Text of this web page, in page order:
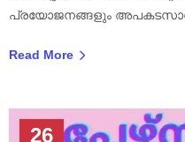
പ്രയോജനങ്ങളും
Read More
26